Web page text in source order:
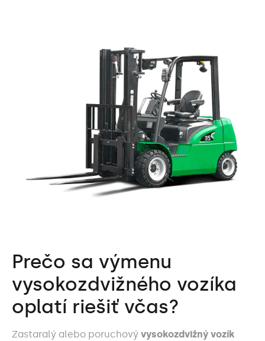
Prečo sa výmenu
vysokozdvižného vozíka
oplatí riešiť včas?
Zastaralý alebo poruchový vysokozdvižný vozík